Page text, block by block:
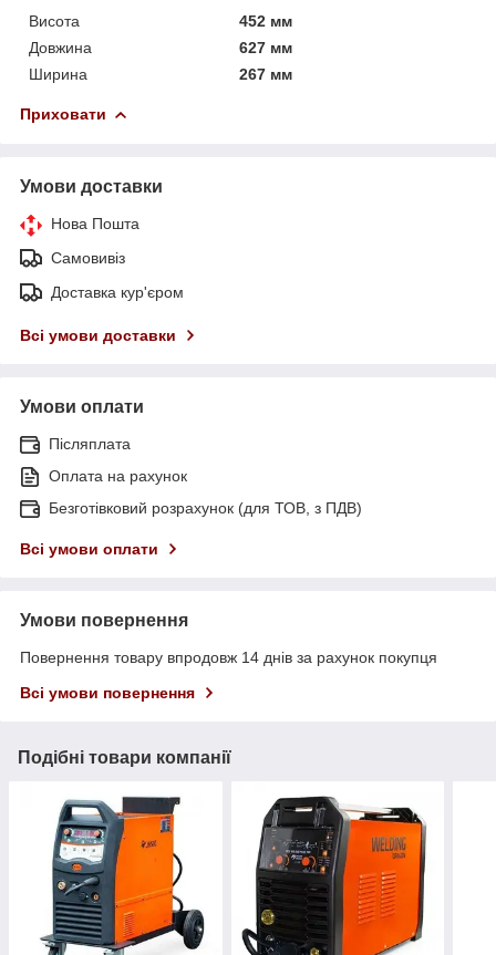
Висота
452 мм
Довжина
627 мм
Ширина
267 мм
Приховати
Умови доставки
Нова Пошта
Самовивіз
Доставка кур'єром
Всі умови доставки
Умови оплати
Післяплата
Оплата на рахунок
Безготівковий розрахунок (для ТОВ, з ПДВ)
Всі умови оплати
Умови повернення
Повернення товару впродовж 14 днів за рахунок покупця
Всі умови повернення
Подібні товари компанії